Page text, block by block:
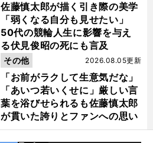
佐藤慎太郎が描く引き際の美学
「弱くなる自分も見せたい」
50代の競輪人生に影響を与え
る伏見俊昭の死にも言及
「お前がラクして生意気だな」
「あいつ若いくせに」厳しい言
葉を浴びせられるも佐藤慎太郎
が貫いた誇りとファンへの思い
2026.08.05更新
その他